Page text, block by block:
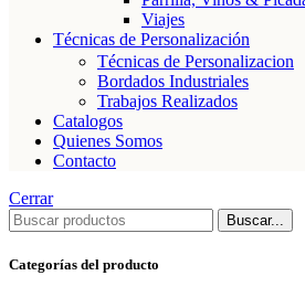
Viajes
Técnicas de Personalización
Técnicas de Personalizacion
Bordados Industriales
Trabajos Realizados
Catalogos
Quienes Somos
Contacto
Cerrar
Buscar...
Categorías del producto